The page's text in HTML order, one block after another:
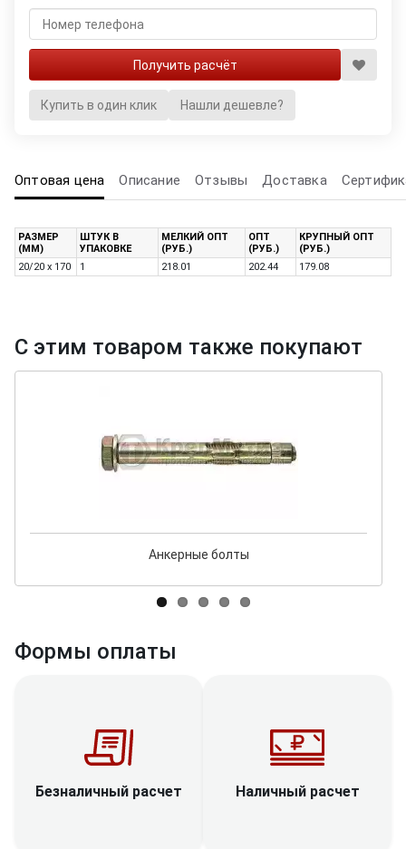
Купить в один клик Нашли дешевле?
Оптовая цена Описание Отзывы Доставка
РАЗМЕР
(ММ)
ШТУК В
УПАКОВКЕ
МЕЛКИЙ ОПТ
(РУБ.)
ОПТ
(РУБ.)
КРУПНЫЙ ОПТ
(РУБ.)
20/20 x 170
1 218.01 202.44 179.08
С этим товаром также покупают
Анкерные болты
Формы оплаты
Безналичный расчет Наличный расчет